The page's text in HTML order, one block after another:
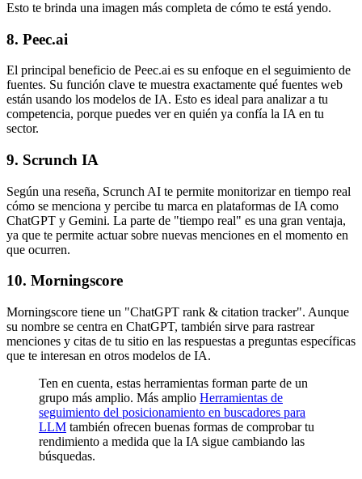
Esto te brinda una imagen más completa de cómo te está yendo.
8. Peec.ai
El principal beneficio de Peec.ai es su enfoque en el seguimiento de
fuentes. Su función clave te muestra exactamente qué fuentes web
están usando los modelos de IA. Esto es ideal para analizar a tu
competencia, porque puedes ver en quién ya confía la IA en tu
sector.
9. Scrunch IA
Según una reseña, Scrunch AI te permite monitorizar en tiempo real
cómo se menciona y percibe tu marca en plataformas de IA como
ChatGPT y Gemini. La parte de "tiempo real" es una gran ventaja,
ya que te permite actuar sobre nuevas menciones en el momento en
que ocurren.
10. Morningscore
Morningscore tiene un "ChatGPT rank & citation tracker". Aunque
su nombre se centra en ChatGPT, también sirve para rastrear
menciones y citas de tu sitio en las respuestas a preguntas específicas
que te interesan en otros modelos de IA.
Ten en cuenta, estas herramientas forman parte de un
grupo más amplio. Más amplio Herramientas de
seguimiento del posicionamiento en buscadores para
LLM también ofrecen buenas formas de comprobar tu
rendimiento a medida que la IA sigue cambiando las
búsquedas.